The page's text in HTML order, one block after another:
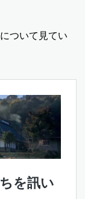
ついて見てい